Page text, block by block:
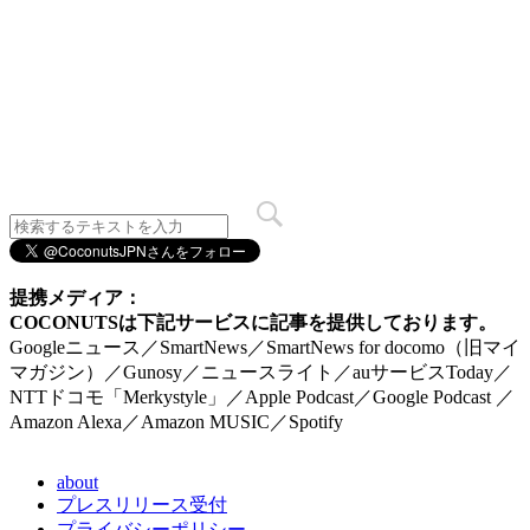
提携メディア：
COCONUTSは下記サービスに記事を提供しております。
Googleニュース／SmartNews／SmartNews for docomo（旧マイ
マガジン）／Gunosy／ニュースライト／auサービスToday／
NTTドコモ「Merkystyle」／Apple Podcast／Google Podcast ／
Amazon Alexa／Amazon MUSIC／Spotify
about
プレスリリース受付